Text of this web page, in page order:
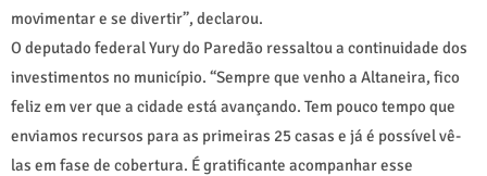
movimentar e se divertir”, declarou.
O deputado federal Yury do Paredão ressaltou a continuidade dos
investimentos no município. “Sempre que venho a Altaneira, fico
feliz em ver que a cidade está avançando. Tem pouco tempo que
enviamos recursos para as primeiras 25 casas e já é possível vê-
las em fase de cobertura. É gratificante acompanhar esse